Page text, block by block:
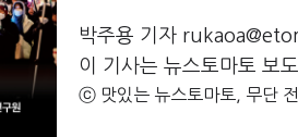
박주용 기자
이 기사는 뉴스토마토 보
ⓒ 맛있는 뉴스토마토, 무단